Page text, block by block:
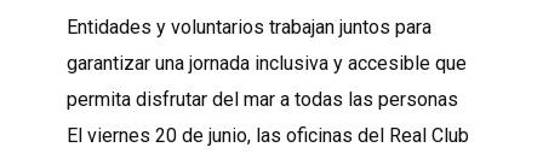
Entidades y voluntarios trabajan juntos para
garantizar una jornada inclusiva y accesible que
permita disfrutar del mar a todas las personas
El viernes 20 de junio, las oficinas del Real Club